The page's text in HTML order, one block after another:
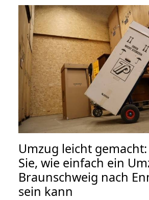
Umzug leicht
Sie, wie einfach ein
Braunschweig nach
sein kann